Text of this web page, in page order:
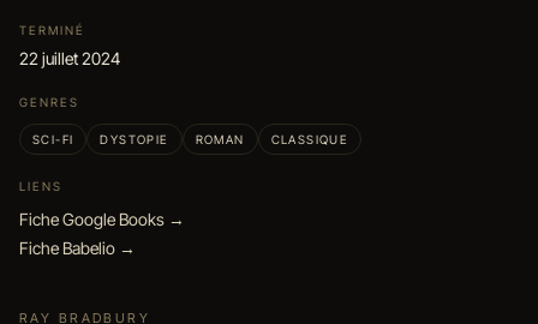
TERMINÉ
22 juillet 2024
GENRES
SCI-FI DYSTOPIE ROMAN CLASSIQUE
LIENS
Fiche Google Books →
Fiche Babelio →
RAY BRADBURY